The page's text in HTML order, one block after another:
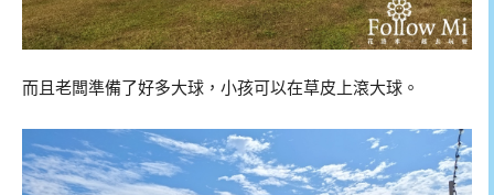
而且老闆準備了好多大球，小孩可以在草皮上滾大球。